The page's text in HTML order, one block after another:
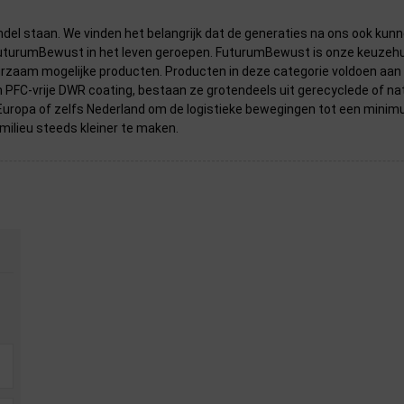
staan. We vinden het belangrijk dat de generaties na ons ook
in het leven geroepen. FuturumBewust is onze
mogelijke producten. Producten in deze categorie voldoen
vrije DWR coating, bestaan ze grotendeels uit gerecyclede of
of zelfs Nederland om de logistieke bewegingen tot een
steeds kleiner te maken.